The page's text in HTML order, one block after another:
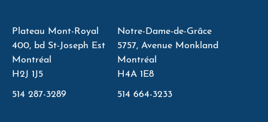
Plateau Mont-Royal
400, bd St-Joseph Est
Montréal
H2J 1J5
514 287-3289
Notre-Dame-de-Grâce
5757, Avenue Monkland
Montréal
H4A 1E8
514 664-3233